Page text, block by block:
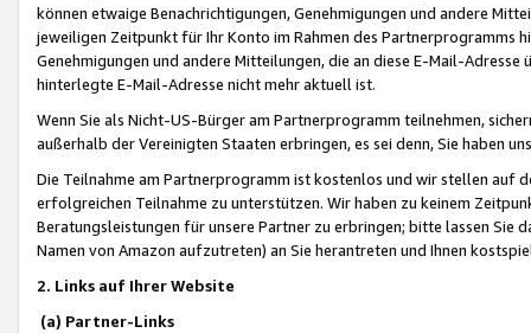
können etwaige Benachrichtigungen, Genehmigungen und andere
jeweiligen Zeitpunkt für Ihr Konto im Rahmen des Partnerprogramms
Genehmigungen und andere Mitteilungen, die an diese E-Mail-
hinterlegte E-Mail-Adresse nicht mehr aktuell ist.
Wenn Sie als Nicht-US-Bürger am Partnerprogramm teilnehmen,
außerhalb der Vereinigten Staaten erbringen, es sei denn, Sie haben
Die Teilnahme am Partnerprogramm ist kostenlos und wir stellen auf
erfolgreichen Teilnahme zu unterstützen. Wir haben zu keinem
Beratungsleistungen für unsere Partner zu erbringen; bitte lassen Sie
Namen von Amazon aufzutreten) an Sie herantreten und Ihnen
2. Links auf Ihrer Website
(a) Partner-Links